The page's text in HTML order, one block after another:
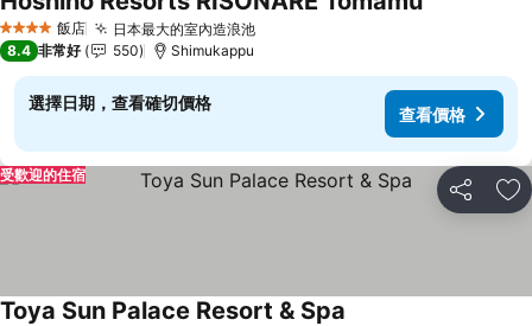
4 星級 飯店 日本最大的室內造浪池查看價格
查看價格
8.4 非常好 550 Shimukappu
選擇日期，查看確切價格
查看價格
分享 加
受歡迎的住宿
Toya Sun Palace Resort & Spa